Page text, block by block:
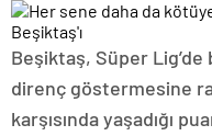
Beşiktaş, Süper
direnç göstermesine
karşısında yaşadığı